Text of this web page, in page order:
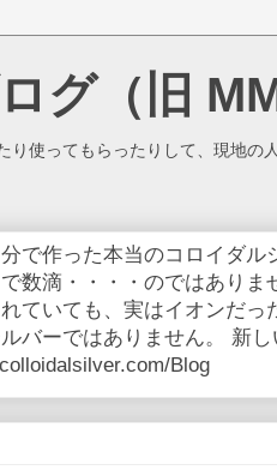
グ（旧
使ってもらったりして、現地の
で作った本当のコロイダル
数滴・・・・のではありま
ていても、実はイオンだっ
バーではありません。 新
Blog